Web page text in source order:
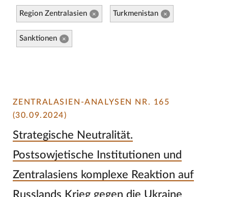
Region Zentralasien × Turkmenistan ×
Sanktionen ×
ZENTRALASIEN-ANALYSEN NR. 165
(30.09.2024)
Strategische Neutralität.
Postsowjetische Institutionen und
Zentralasiens komplexe Reaktion auf
Russlands Krieg gegen die Ukraine